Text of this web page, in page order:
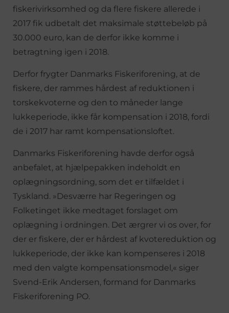
fiskerivirksomhed og da flere fiskere allerede i
2017 fik udbetalt det maksimale støttebeløb på
30.000 euro, kan de derfor ikke komme i
betragtning igen i 2018.
Derfor frygter Danmarks Fiskeriforening, at de
fiskere, der rammes hårdest af reduktionen i
torskekvoterne og den to måneder lange
lukkeperiode, ikke får kompensation i 2018, fordi
de i 2017 har ramt kompensationsloftet.
Danmarks Fiskeriforening havde derfor også
anbefalet, at hjælpepakken indeholdt en
oplægningsordning, som det er tilfældet i
Tyskland. »Desværre har Regeringen og
Folketinget ikke medtaget forslaget om
oplægning i ordningen. Det ærgrer vi os over, for
der er fiskere, der er hårdest af kvotereduktion og
lukkeperiode, der ikke kan kompenseres i 2018
med den valgte kompensationsmodel,« siger
Svend-Erik Andersen, formand for Danmarks
Fiskeriforening PO.